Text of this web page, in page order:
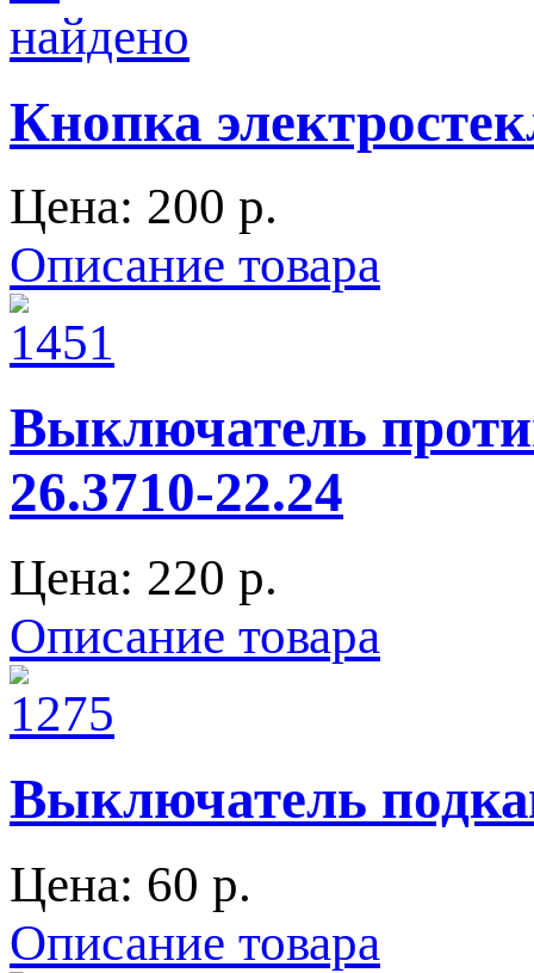
Кнопка
Цена: 200 p.
Описание товара
Выключатель
26.3710-22.24
Цена: 220 p.
Описание товара
Выключатель
Цена: 60 p.
Описание товара